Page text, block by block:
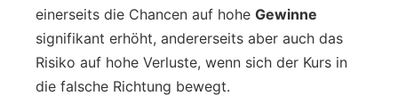
einerseits die Chancen auf hohe Gewinne
signifikant erhöht, andererseits aber auch das
Risiko auf hohe Verluste, wenn sich der Kurs in
die falsche Richtung bewegt.